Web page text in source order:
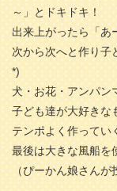
～」とドキドキ！
出来上がったら「あ
次から次へと作り子
*)
犬・お花・アンパン
子ども達が大好きな
テンポよく作ってい
最後は大きな風船を
（ぴーかん娘さんが